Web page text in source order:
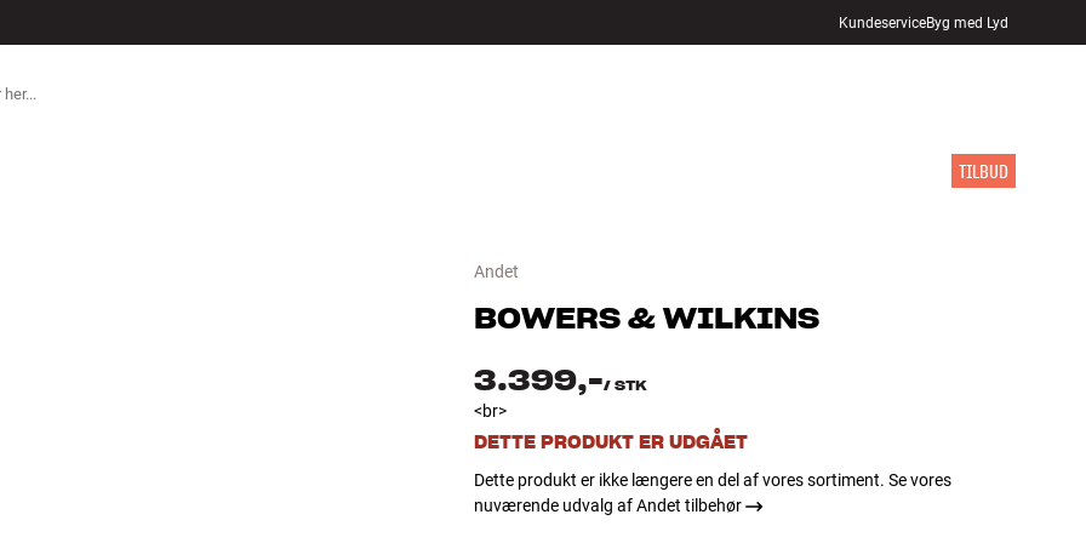
KundeserviceByg med Lyd
TILBUD
Andet
BOWERS & WILKINS
3.399,-/ STK
<br>
DETTE PRODUKT ER UDGÅET
Dette produkt er ikke længere en del af vores sortiment. Se vores
nuværende udvalg af Andet tilbehør